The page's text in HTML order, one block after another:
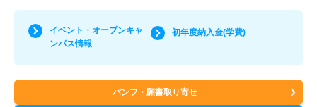
イベント・オープンキャ
ンパス情報
初年度納入金(学費)
パンフ・願書取り寄せ